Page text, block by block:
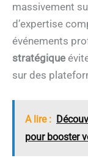
massivement
d’expertise
événements
stratégique
sur des
A lire :
pour booster